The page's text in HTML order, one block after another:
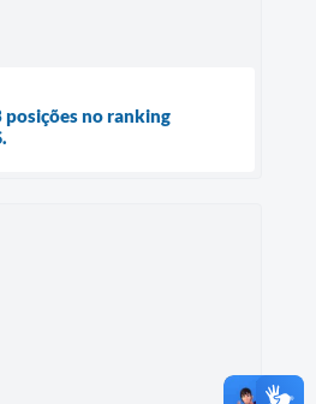
posições no ranking